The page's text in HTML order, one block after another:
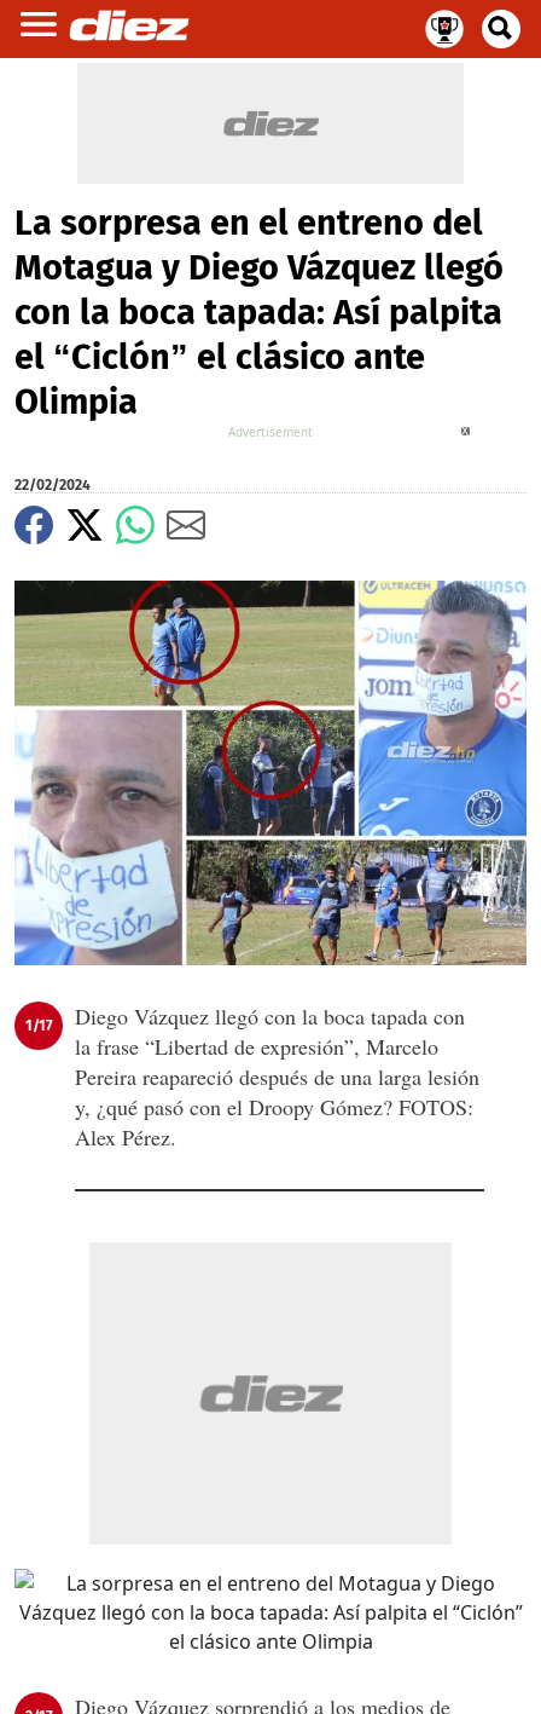
La sorpresa en el entreno del
Motagua y Diego Vázquez llegó
con la boca tapada: Así palpita
el “Ciclón” el clásico ante
Olimpia
22/02/2024
1/17
Diego Vázquez llegó con la boca tapada con
la frase “Libertad de expresión”, Marcelo
Pereira reapareció después de una larga lesión
y, ¿qué pasó con el Droopy Gómez? FOTOS:
Alex Pérez.
Diego Vázquez sorprendió a los medios de
X